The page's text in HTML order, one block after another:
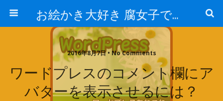
お絵かき大好き 腐女子でゲーマーのおかしな生活
2016年8月7日 • No Comments
ワードプレスのコメント欄にア
バターを表示させるには？